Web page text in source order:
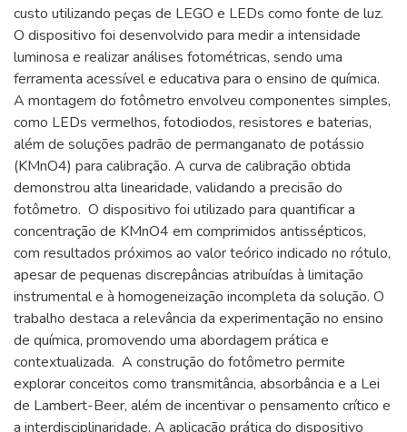
custo utilizando peças de LEGO e LEDs como fonte de luz. ​
O dispositivo foi desenvolvido para medir a intensidade
luminosa e realizar análises fotométricas, sendo uma
ferramenta acessível e educativa para o ensino de química. ​
A montagem do fotômetro envolveu componentes simples,
como LEDs vermelhos, fotodiodos, resistores e baterias,
além de soluções padrão de permanganato de potássio
(KMnO4) para calibração. A curva de calibração obtida
demonstrou alta linearidade, validando a precisão do
fotômetro. ​ O dispositivo foi utilizado para quantificar a
concentração de KMnO4 em comprimidos antissépticos,
com resultados próximos ao valor teórico indicado no rótulo,
apesar de pequenas discrepâncias atribuídas à limitação
instrumental e à homogeneização incompleta da solução. ​O
trabalho destaca a relevância da experimentação no ensino
de química, promovendo uma abordagem prática e
contextualizada. ​ A construção do fotômetro permite
explorar conceitos como transmitância, absorbância e a Lei
de Lambert-Beer, além de incentivar o pensamento crítico e
a interdisciplinaridade. A aplicação prática do dispositivo